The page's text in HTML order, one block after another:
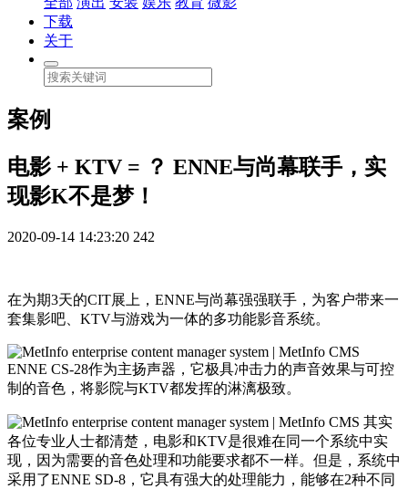
下载
关于
案例
电影 + KTV = ？ ENNE与尚幕联手，实
现影K不是梦！
2020-09-14 14:23:20 242
在为期3天的CIT展上，ENNE与尚幕强强联手，为客户带来一
套集影吧、KTV与游戏为一体的多功能影音系统。
ENNE CS-28作为主扬声器，它极具冲击力的声音效果与可控
制的音色，将影院与KTV都发挥的淋漓极致。
其实
各位专业人士都清楚，电影和KTV是很难在同一个系统中实
现，因为需要的音色处理和功能要求都不一样。但是，系统中
采用了ENNE SD-8，它具有强大的处理能力，能够在2种不同